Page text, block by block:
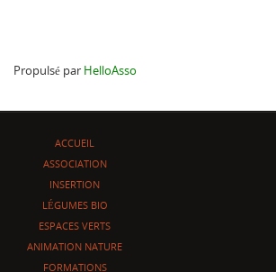
Propulsé par HelloAsso
ACCUEIL
ASSOCIATION
INSERTION
LÉGUMES BIO
ESPACES VERTS
ANIMATION NATURE
FORMATIONS